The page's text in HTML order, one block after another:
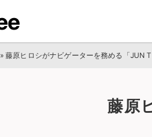
»藤原ヒロシがナビゲーターを務める「JUN
藤原